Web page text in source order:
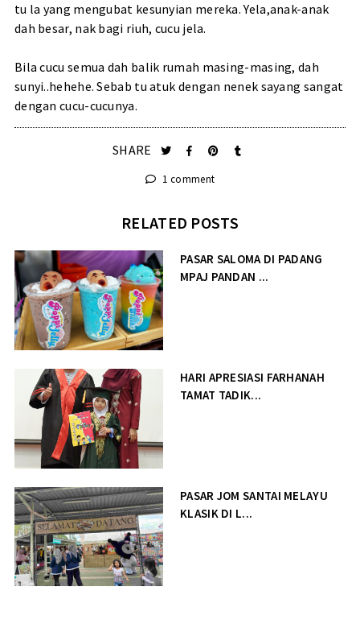
tu la yang mengubat kesunyian mereka. Yela,anak-anak
dah besar, nak bagi riuh, cucu jela.
Bila cucu semua dah balik rumah masing-masing, dah
sunyi..hehehe. Sebab tu atuk dengan nenek sayang sangat
dengan cucu-cucunya.
SHARE
1 comment
RELATED POSTS
PASAR SALOMA DI PADANG
MPAJ PANDAN ...
HARI APRESIASI FARHANAH
TAMAT TADIK...
PASAR JOM SANTAI MELAYU
KLASIK DI L...